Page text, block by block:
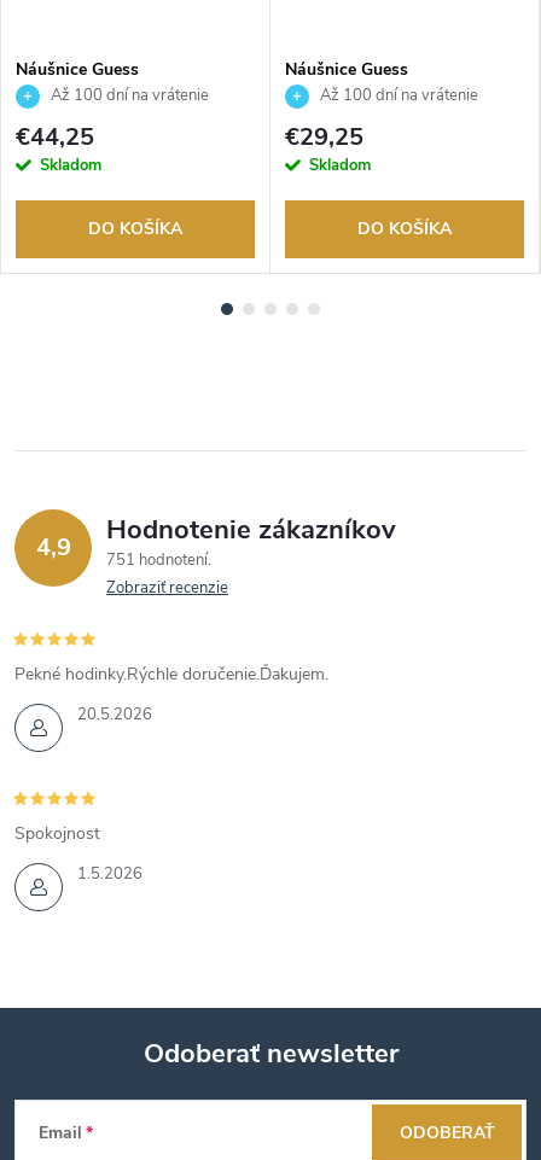
Náušnice Guess
JUBE04157JWYGT
Až 100 dní na vrátenie
tovaru. Autorizovaný predajca.
€44,25
Skladom
DO KOŠÍKA
Náušnice Guess
JUBE06209JWRHT
Až 100 dní na vrátenie
tovaru. Autorizovaný predajca.
€29,25
Skladom
DO KOŠÍKA
4,9 Hodnotenie zákazníkov
751 hodnotení
Zobraziť recenzie
20.5.2026
Pekné hodinky.Rýchle doručenie.Ďakujem.
1.5.2026
Spokojnost
Z
Odoberať newsletter
Email ODOBERAŤ